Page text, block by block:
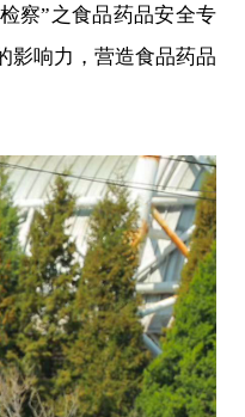
察”之食品药品安全专
影响力，营造食品药品